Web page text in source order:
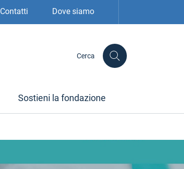
Contatti Dove siamo
Cerca
Sostieni la fondazione